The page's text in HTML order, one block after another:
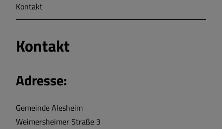
Markt Markt Berolzheim
Gemeinde Meinheim
Kontakt
Kontakt
Adresse:
Gemeinde Alesheim
Weimersheimer Straße 3